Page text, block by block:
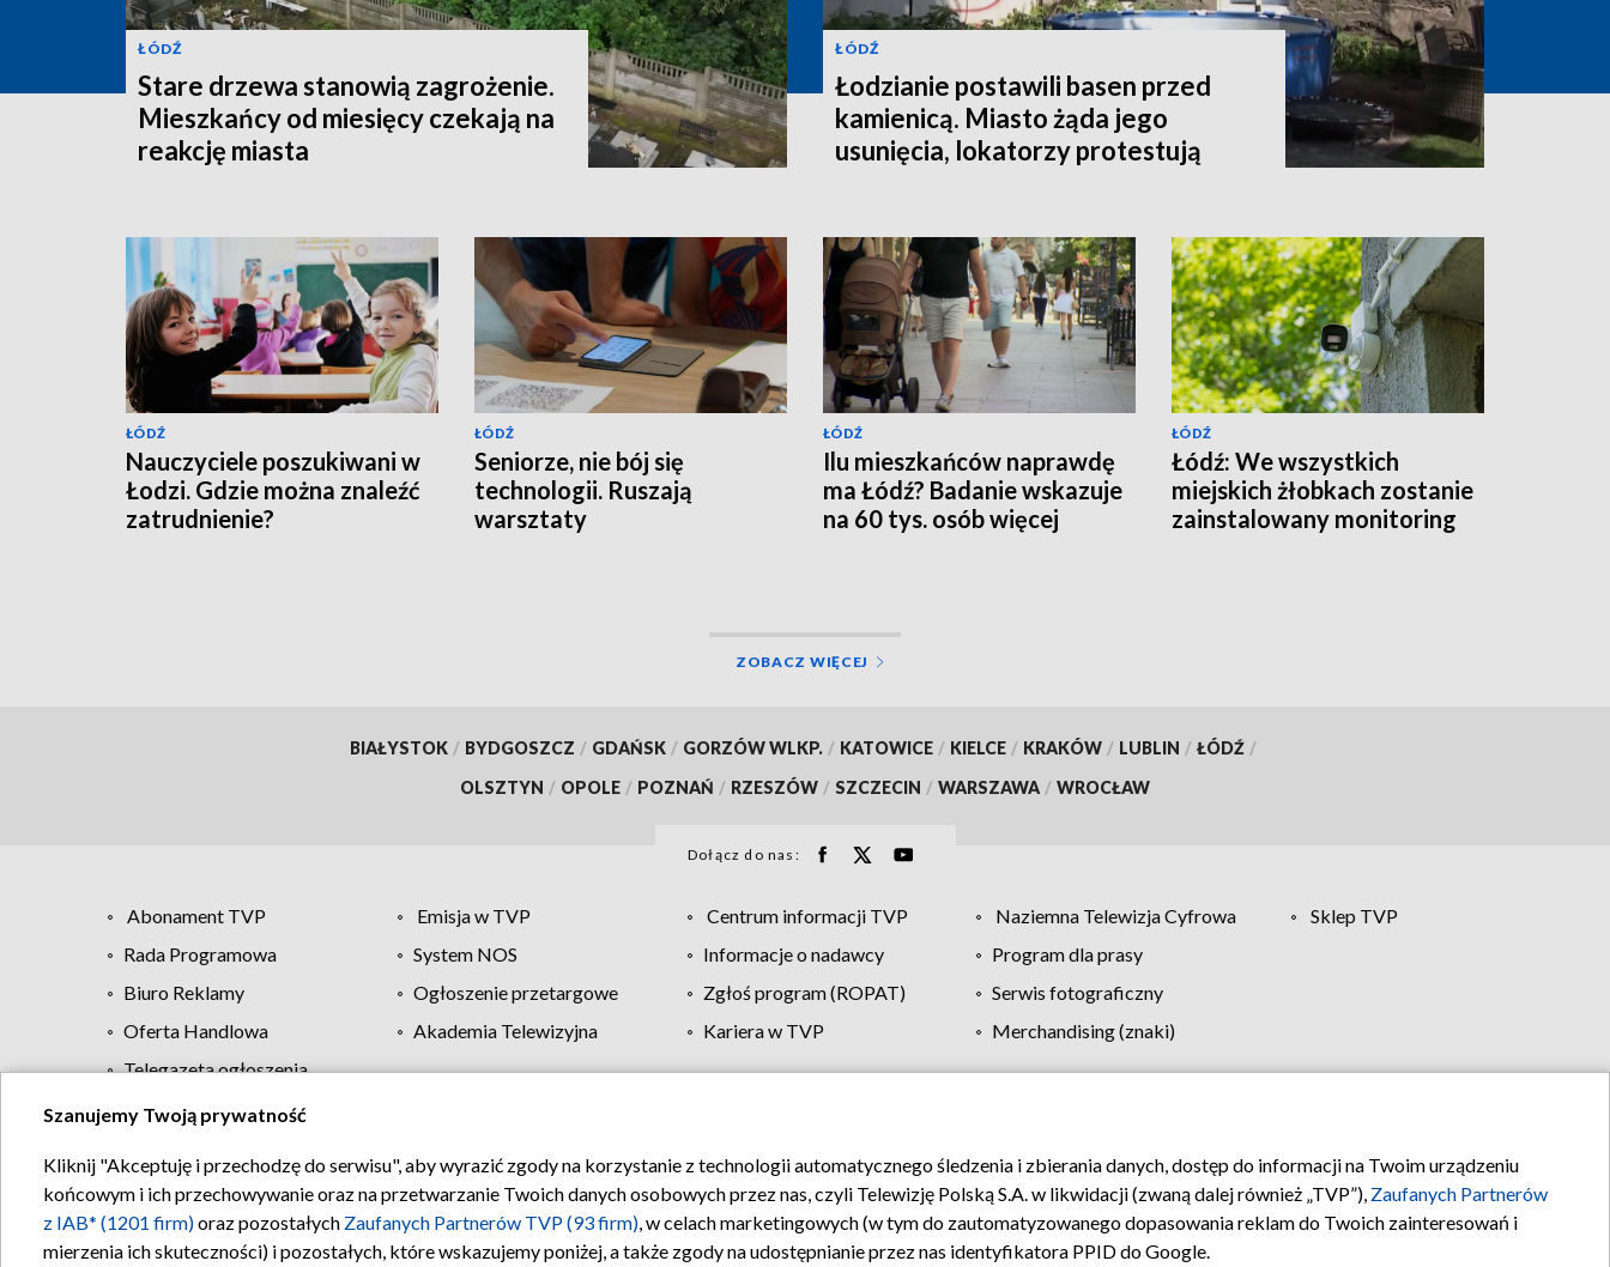
ŁÓDŹ
Stare drzewa stanowią zagrożenie.
Mieszkańcy od miesięcy czekają na
reakcję miasta
ŁÓDŹ
Łodzianie postawili basen przed
kamienicą. Miasto żąda jego
usunięcia, lokatorzy protestują
ŁÓDŹ
Nauczyciele poszukiwani w
Łodzi. Gdzie można znaleźć
zatrudnienie?
ŁÓDŹ
Seniorze, nie bój się
technologii. Ruszają
warsztaty
ŁÓDŹ
Ilu mieszkańców naprawdę
ma Łódź? Badanie wskazuje
na 60 tys. osób więcej
ŁÓDŹ
Łódź: We wszystkich
miejskich żłobkach zostanie
zainstalowany monitoring
ZOBACZ WIĘCEJ
BIAŁYSTOK / BYDGOSZCZ / GDAŃSK / GORZÓW WLKP. / KATOWICE / KIELCE / KRAKÓW / LUBLIN / ŁÓDŹ /
OLSZTYN / OPOLE / POZNAŃ / RZESZÓW / SZCZECIN / WARSZAWA / WROCŁAW
Dołącz do nas:
Abonament TVP Emisja w TVP Centrum informacji TVP Naziemna Telewizja Cyfrowa
Sklep TVP
Rada Programowa
System NOS Informacje o nadawcy
Program dla prasy
Biuro Reklamy
Ogłoszenie przetargowe Zgłoś program (ROPAT)
Serwis fotograficzny
Oferta Handlowa
Akademia Telewizyjna Kariera w TVP
Merchandising (znaki)
Telegazeta ogłoszenia
Regulamin TVP Polityka prywatności Moje zgody Pomoc Biuro reklamy Kontakt
Szanujemy Twoją prywatność
Kliknij "Akceptuję i przechodzę do serwisu", aby wyrazić zgody na korzystanie z technologii automatycznego śledzenia i zbierania danych, dostęp do informacji na Twoim urządzeniu
końcowym i ich przechowywanie oraz na przetwarzanie Twoich danych osobowych przez nas, czyli Telewizję Polską S.A. w likwidacji (zwaną dalej również „TVP”), Zaufanych Partnerów
z IAB* (1201 firm)oraz pozostałych Zaufanych Partnerów TVP (93 firm), w celach marketingowych (w tym do zautomatyzowanego dopasowania reklam do Twoich zainteresowań i
mierzenia ich skuteczności) i pozostałych, które wskazujemy poniżej, a także zgody na udostępnianie przez nas identyfikatora PPID do Google.